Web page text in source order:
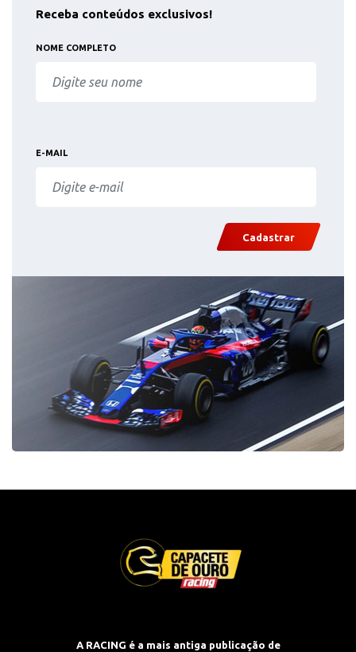
Receba conteúdos exclusivos!
NOME COMPLETO
E-MAIL
Cadastrar
A RACING é a mais antiga publicação de